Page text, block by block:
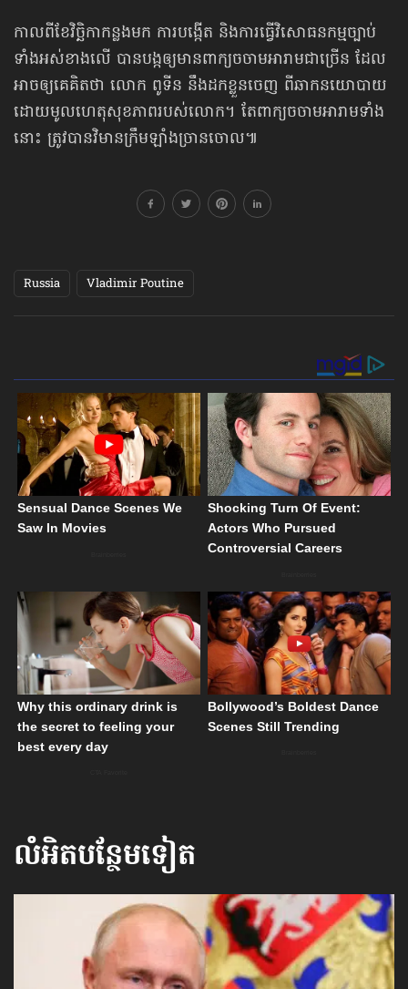
កាលពីខែវិច្ឆិកាកន្លងមក ការបង្កើត និងការធ្វើវិសោធនកម្មច្បាប់
ទាំងអស់ខាងលើ បានបង្កឲ្យមានពាក្យចចាមអារាមជាច្រើន ដែល
អាចឲ្យគេគិតថា លោក ពូទីន នឹងដកខ្លួនចេញ ពីឆាកនយោបាយ
ដោយមូលហេតុសុខភាព​របស់លោក។ តែពាក្យចចាមអារាម​ទាំង
នោះ ត្រូវបានវិមានក្រឹមឡាំងច្រានចោល៕
Russia Vladimir Poutine
លំអិតបន្ថែមទៀត